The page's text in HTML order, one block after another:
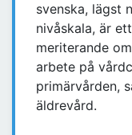
svenska, lägst
nivåskala, är
meriterande
arbete på
primärvården,
äldrevård.